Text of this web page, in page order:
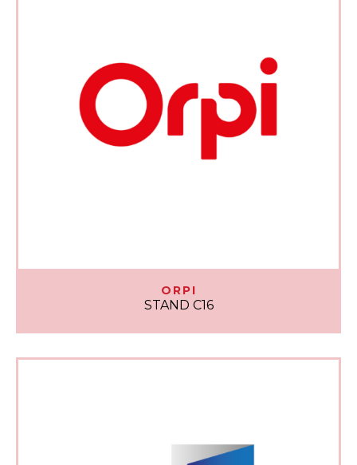
ORPI
STAND C16